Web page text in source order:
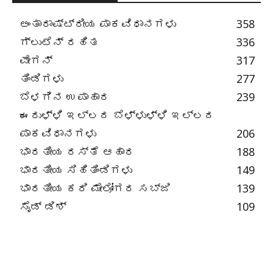
ಅಂತಾರಾಷ್ಟ್ರೀಯ ಪಾಕವಿಧಾನಗಳು
358
ಗ್ಲುಟೆನ್ ರಹಿತ
336
ವೇಗನ್
317
ತಿಂಡಿಗಳು
277
ಬೆಳಗಿನ ಉಪಾಹಾರ
239
ಈರುಳ್ಳಿ ಇಲ್ಲದ ಬೆಳ್ಳುಳ್ಳಿ ಇಲ್ಲದ
ಪಾಕವಿಧಾನಗಳು
206
ಭಾರತೀಯ ರಸ್ತೆ ಆಹಾರ
188
ಭಾರತೀಯ ಸಿಹಿತಿಂಡಿಗಳು
149
ಭಾರತೀಯ ಕರಿ ಮೇಲೋಗರ ಸಬ್ಜಿ
139
ಸೈಡ್ ಡಿಶ್
109